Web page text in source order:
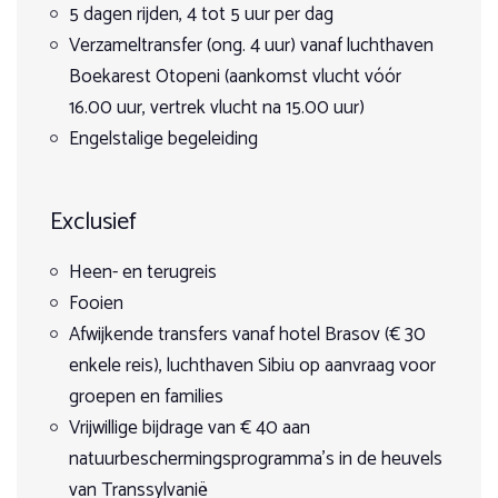
Dag 4
Rustdag voor de paarden. Wij besteden aandacht aan de
geschiedenis van Transsylvanië. De deelnemers beslissen
waar de tocht naartoe gaat. Wordt het het kasteel van
Bran, het Dracula kasteel, en de stad Braºov of de stad
Sibiu met zijn bochtige straatjes in het middeleeuwse
Dag 5-7
Elke dag een ochtend- en een middagtocht door het
besneeuwde landschap. Veel kans om sporen van wilde
dieren te zien en met wat geluk zien we er ook nog een
paar in het echt.’s Avonds gezellig rond de open haard in
het hotel. Indien gewenst kunnen we voor u een tocht
met de arreslee organiseren.
Dag 8
Na het ontbijt, terugkeer naar het vliegveld.
5 dagen rijden, 4 tot 5 uur per dag
Verzameltransfer (ong. 4 uur) vanaf luchthaven
Boekarest Otopeni (aankomst vlucht vóór
16.00 uur, vertrek vlucht na 15.00 uur)
Engelstalige begeleiding
Exclusief
Heen- en terugreis
Fooien
Afwijkende transfers vanaf hotel Brasov (€ 30
enkele reis), luchthaven Sibiu op aanvraag voor
groepen en families
Vrijwillige bijdrage van € 40 aan
natuurbeschermingsprogramma’s in de heuvels
van Transsylvanië